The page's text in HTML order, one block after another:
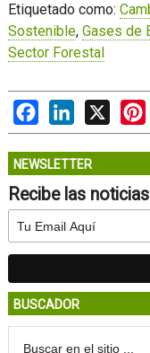
Etiquetado como:
Sostenible, Gases de
Sector Forestal
FacebookLinkedIn
X
NEWSLETTER
Recibe las
BUSCADOR